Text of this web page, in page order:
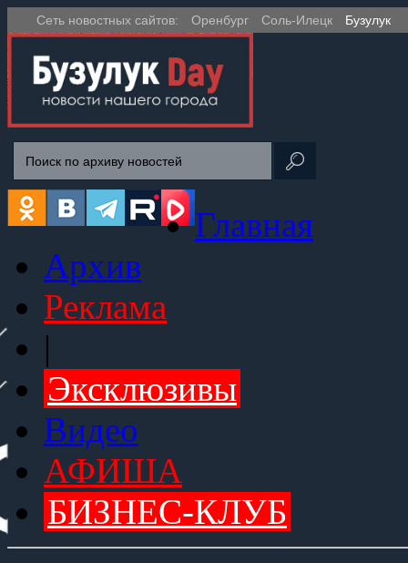
Сеть новостных сайтов: Оренбург Соль-Илецк Бузулук
Главная
Архив
Реклама
|
Эксклюзивы
Видео
АФИША
БИЗНЕС-КЛУБ